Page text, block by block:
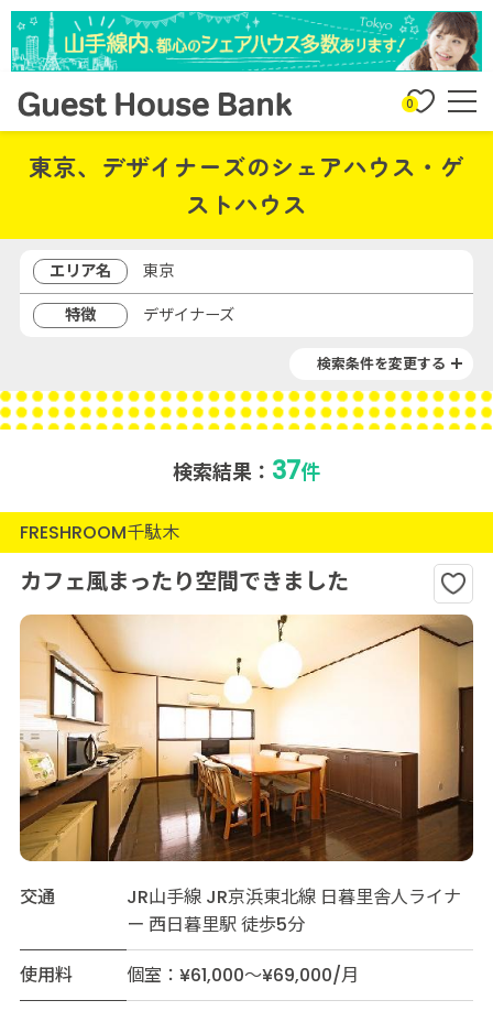
0
東京、デザイナーズのシェアハウス・ゲ
ストハウス
エリア名
東京
特徴
デザイナーズ
検索条件を変更する
検索結果： 37件
FRESHROOM千駄木
カフェ風まったり空間できました
交通
JR山手線 JR京浜東北線 日暮里舎人ライナ
ー 西日暮里駅 徒歩5分
使用料
個室：¥61,000～¥69,000/月